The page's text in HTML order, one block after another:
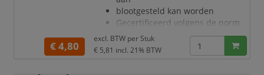
blootgesteld kan worden
Gecertificeerd volgens de norm
voor persoonlijke
beschermingsmiddelen
(PPE) categorie III, type 5/6
€ 4,80
excl. BTW per Stuk
€ 5,81 incl. 21% BTW